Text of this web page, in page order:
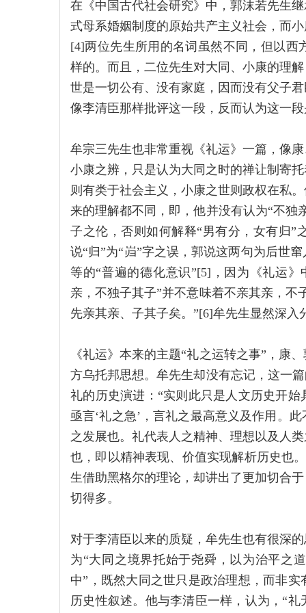
在《中国古代社会研究》中，郭沫若先生
式母系婚姻制度的原始共产主义社会，而
[4]两位先生所用的名词虽然不同，但以
样的。而且，二位先生对大同、小康的理
世是一切公有、没有家庭，因而没有父子
像李清臣那样批评这一段，反而认为这一
牟宗三先生也非常重视《礼运》一篇，像
小康之辨，只是认为大同之时的禅让制寄
则有类于社会主义，小康之世则政权在私
来的理解都不同，即，他并没有认为“不独
子之伦，否则如何解释“男有分，女有归”
说“归”为“岿”字之误，郭说这两句为后世
等的“普遍的德化意识”[5]，因为《礼运
亲，不独子其子”并不意味着不亲其亲，不
先亲其亲、子其子矣。”[6]牟先生显然深入
《礼运》本来的主题“礼之运转之事”，康
方乌托邦思想。牟先生却没有忘记，这一
礼的历史演进：“实则此只是人文历史开
亟言‘礼之急’，言礼之最高意义及作用。
之发展也。礼代表人之精神、理想以及人
也，即以精神表现、价值实现解析历史也
生借助黑格尔的理论，却讲出了更加切合
切得多。
对于李清臣以来的质疑，牟先生也有很深
为“大同之境界托始于尧舜，以为治平之
中”，既然大同之世只是政治理想，而非
历史性叙述。他与李清臣一样，认为，“